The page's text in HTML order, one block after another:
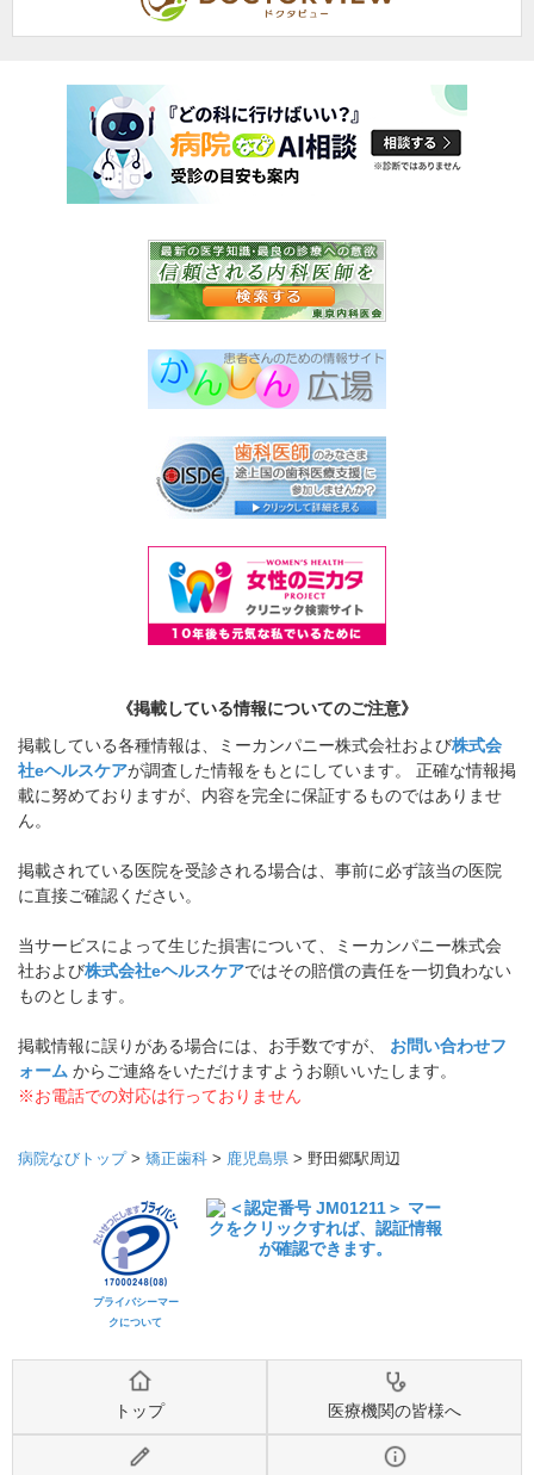
《掲載している情報についてのご注意》
掲載している各種情報は、ミーカンパニー株式会社および株式会
社eヘルスケアが調査した情報をもとにしています。 正確な情報掲
載に努めておりますが、内容を完全に保証するものではありませ
ん。
掲載されている医院を受診される場合は、事前に必ず該当の医院
に直接ご確認ください。
当サービスによって生じた損害について、ミーカンパニー株式会
社および株式会社eヘルスケアではその賠償の責任を一切負わない
ものとします。
掲載情報に誤りがある場合には、お手数ですが、 お問い合わせフ
ォーム からご連絡をいただけますようお願いいたします。
※お電話での対応は行っておりません
病院なびトップ> 矯正歯科 > 鹿児島県 > 野田郷駅周辺
プライバシーマー
クについて
トップ 医療機関の皆様へ